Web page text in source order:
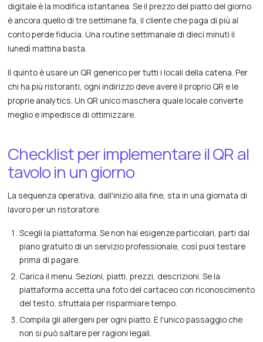
digitale è la modifica istantanea. Se il prezzo del piatto del giorno
è ancora quello di tre settimane fa, il cliente che paga di più al
conto perde fiducia. Una routine settimanale di dieci minuti il
lunedì mattina basta.
Il quinto è usare un QR generico per tutti i locali della catena. Per
chi ha più ristoranti, ogni indirizzo deve avere il proprio QR e le
proprie analytics. Un QR unico maschera quale locale converte
meglio e impedisce di ottimizzare.
Checklist per implementare il QR al
tavolo in un giorno
La sequenza operativa, dall'inizio alla fine, sta in una giornata di
lavoro per un ristoratore.
Scegli la piattaforma. Se non hai esigenze particolari, parti dal
piano gratuito di un servizio professionale, così puoi testare
prima di pagare.
Carica il menu. Sezioni, piatti, prezzi, descrizioni. Se la
piattaforma accetta una foto del cartaceo con riconoscimento
del testo, sfruttala per risparmiare tempo.
Compila gli allergeni per ogni piatto. È l'unico passaggio che
non si può saltare per ragioni legali.